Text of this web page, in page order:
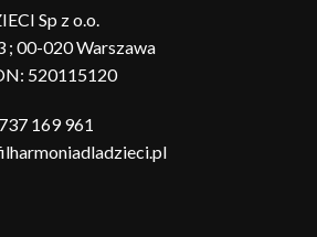
Sp z o.o.
; 00-020 Warszawa
520115120
737 169 961